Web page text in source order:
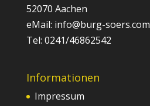
52070 Aachen
eMail: info@burg-soers.com
Tel: 0241/46862542
Informationen
Impressum